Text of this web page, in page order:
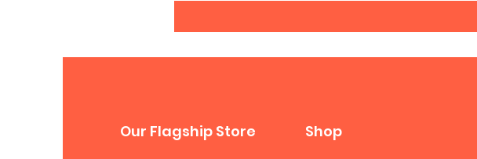
Our Flagship Store Shop